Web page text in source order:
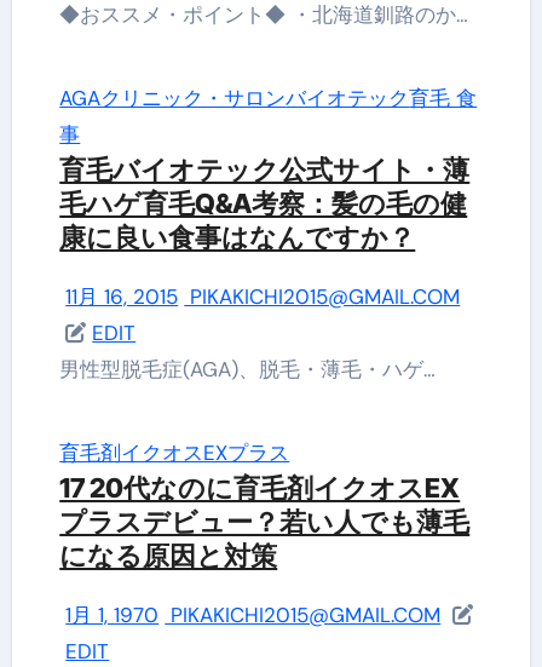
◆おススメ・ポイント◆ ・北海道釧路のか…
AGAクリニック・サロンバイオテック育毛 食
事
育毛バイオテック公式サイト・薄
毛ハゲ育毛Q&A考察：髪の毛の健
康に良い食事はなんですか？
11月 16, 2015 PIKAKICHI2015@GMAIL.COM
EDIT
男性型脱毛症(AGA)、脱毛・薄毛・ハゲ…
育毛剤イクオスEXプラス
17 20代なのに育毛剤イクオスEX
プラスデビュー？若い人でも薄毛
になる原因と対策
1月 1, 1970 PIKAKICHI2015@GMAIL.COM
EDIT